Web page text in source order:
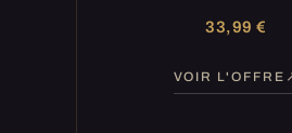
33,99 €
VOIR L'OFFRE